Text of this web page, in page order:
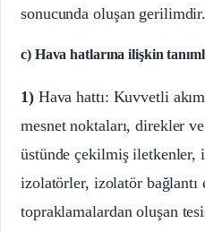
sonucunda oluşan gerilimdir.
c) Hava hatlarına ilişkin
1)Hava hattı: Kuvvetli
mesnet noktaları, direkler
üstünde çekilmiş iletkenler,
izolatörler, izolatör bağlantı
topraklamalardan oluşan